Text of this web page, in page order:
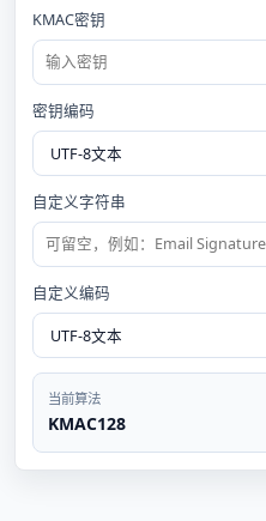
KMAC密钥
密钥编码
自定义字符串
自定义编码
当前算法
KMAC128